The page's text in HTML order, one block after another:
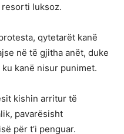
luksoz.
qytetarët kanë
në të gjitha anët, duke
kanë nisur punimet.
kishin arritur të
pavarësisht
për t’i penguar.